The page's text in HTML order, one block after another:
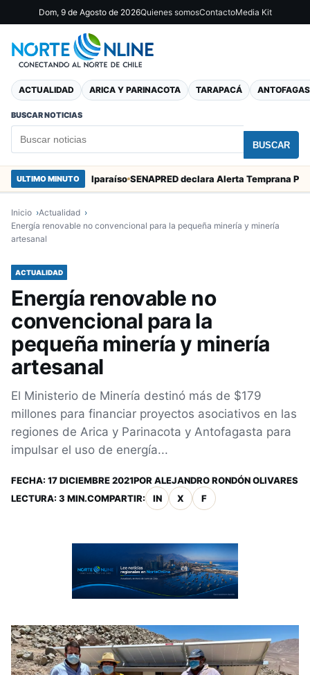
Dom, 9 de Agosto de 2026Quienes somosContactoMedia Kit
ACTUALIDAD ARICA Y PARINACOTA TARAPACÁ
BUSCAR NOTICIAS
BUSCAR
ULTIMO MINUTO
en Valparaíso
Inicio
Actualidad
Energía renovable no convencional para la pequeña minería y minería
artesanal
ACTUALIDAD
Energía renovable no
convencional para la
pequeña minería y minería
artesanal
El Ministerio de Minería destinó más de $179
millones para financiar proyectos asociativos en las
regiones de Arica y Parinacota y Antofagasta para
impulsar el uso de energía...
FECHA: 17 DICIEMBRE 2021POR ALEJANDRO RONDÓN OLIVARES
LECTURA: 3 MIN.COMPARTIR: IN X F